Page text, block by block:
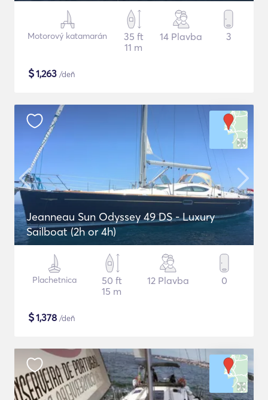
Motorový katamarán
35 ft
11 m
14 Plavba 3
$1,263 /deň
Jeanneau Sun Odyssey 49 DS - Luxury
Sailboat (2h or 4h)
Plachetnica
50 ft
15 m
12 Plavba 0
$1,378 /deň